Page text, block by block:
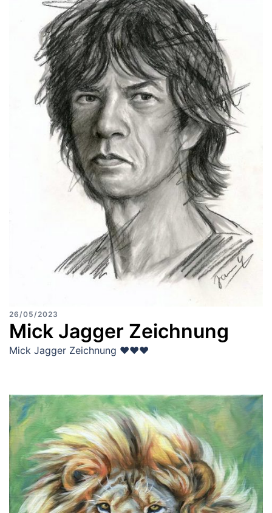
26/05/2023
Mick Jagger Zeichnung
Mick Jagger Zeichnung ♥♥♥